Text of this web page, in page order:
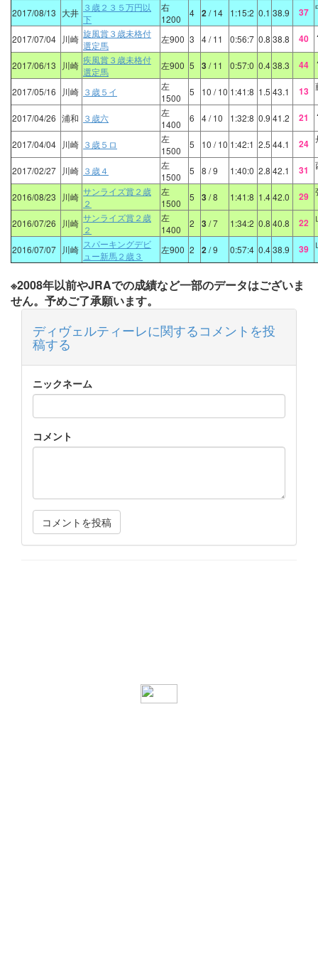
2017/08/13 大井 ３歳２３５万円以
下
右
1200
4 2/ 14 1:15:2 0.1 38.9 37
2017/07/04 川崎 旋風賞３歳未格付
選定馬
左900 3 4/ 11 0:56:7 0.8 38.8 40
2017/06/13
川崎 疾風賞３歳未格付
選定馬
左900 5 3/ 11 0:57:0 0.438.3 44
2017/05/16
川崎 ３歳５イ
左
1500
5 10 / 10 1:41:8 1.5 43.1 13
2017/04/26 浦和 ３歳六
左
1400
6 4/ 10 1:32:8 0.9 41.2 21
2017/04/04 川崎 ３歳５ロ
左
1500
5 10 / 10 1:42:1 2.5 44.1 24
2017/02/27 川崎 ３歳４
左
1500
5 8 / 9 1:40:0 2.8 42.1 31
2016/08/23
川崎 サンライズ賞２歳
２
左
1500
5 3/ 8 1:41:8 1.442.0 29
2016/07/26
川崎 サンライズ賞２歳
２
左
1400
2 3/ 7 1:34:2 0.8 40.8 22
2016/07/07 川崎 スパーキングデビ
ュー新馬２歳３
左900 2 2/ 9 0:57:4 0.438.9 39
※2008年以前やJRAでの成績など一部のデータはございま
せん。予めご了承願います。
ディヴェルティーレに関するコメントを投
稿する
ニックネーム
コメント